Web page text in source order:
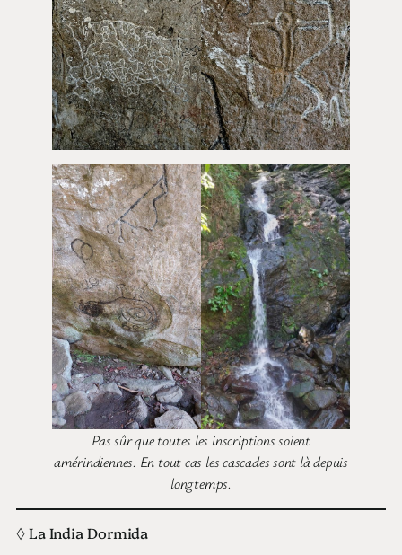
Pas sûr que toutes les inscriptions soient
amérindiennes. En tout cas les cascades sont là depuis
longtemps.
◊ La India Dormida